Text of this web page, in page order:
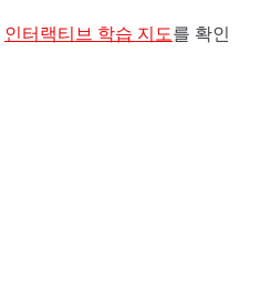
인터랙티브 학습 지도를 확인